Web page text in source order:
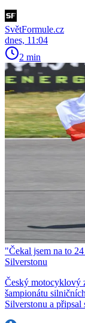
SvětFormule.cz
dnes, 11:04
2 min
"Čekal jsem na to
Silverstonu
Český motocyklový
šampionátu
Silverstonu a